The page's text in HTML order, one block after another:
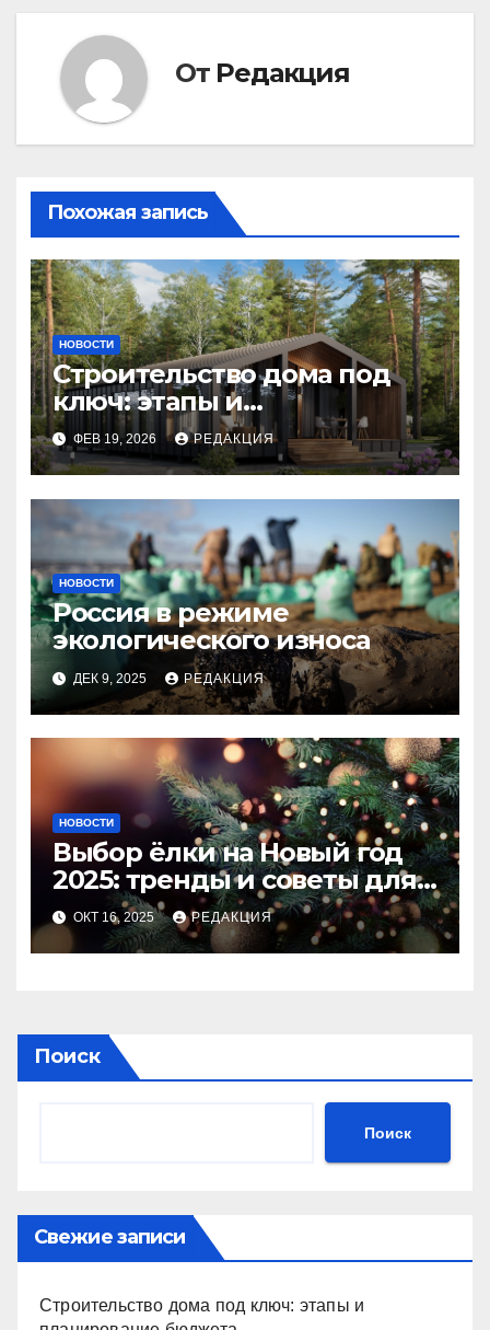
От Редакция
Похожая запись
НОВОСТИ
Строительство дома под
ключ: этапы и
планирование бюджета
ФЕВ 19, 2026 РЕДАКЦИЯ
НОВОСТИ
Россия в режиме
экологического износа
ДЕК 9, 2025 РЕДАКЦИЯ
НОВОСТИ
Выбор ёлки на Новый год
2025: тренды и советы для
идеального праздника
ОКТ 16, 2025 РЕДАКЦИЯ
Поиск
Поиск
Свежие записи
Строительство дома под ключ: этапы и